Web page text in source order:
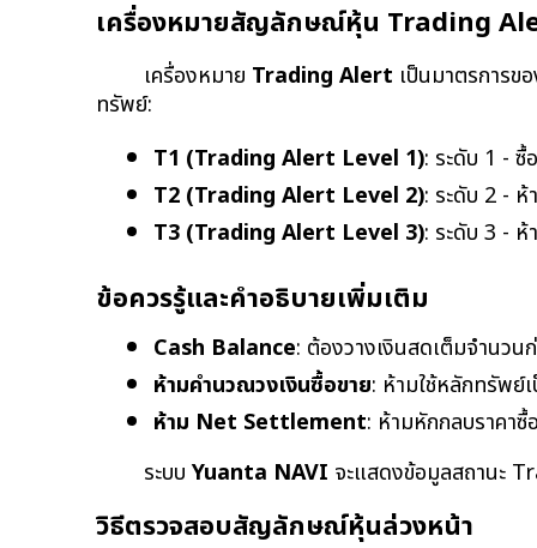
เครื่องหมายสัญลักษณ์หุ้น Trading
เครื่องหมาย Trading Alert เป็นมาตรการ
ทรัพย์:
T1 (Trading Alert Level 1): ระดับ 1 -
T2 (Trading Alert Level 2): ระดับ 2 -
T3 (Trading Alert Level 3): ระดับ 3 -
ข้อควรรู้และคำอธิบายเพิ่มเติม
Cash Balance: ต้องวางเงินสดเต็มจำนว
ห้ามคำนวณวงเงินซื้อขาย: ห้ามใช้หลักทรัพย์
ห้าม Net Settlement: ห้ามหักกลบราคา
ระบบ Yuanta NAVI จะแสดงข้อมูลสถานะ
วิธีตรวจสอบสัญลักษณ์หุ้นล่วงหน้า